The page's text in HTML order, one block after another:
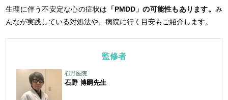
生理に伴う不安定な心の症状は 「PMDD」の可能性もあります。 み
んなが実践している対処法や、病院に行く目安もご紹介します。
監修者
石野医院
石野 博嗣先生